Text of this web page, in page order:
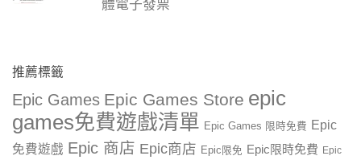
體電子發票
推薦標籤
Epic Games Epic Games Store epic
games免費遊戲清單 Epic Games 限時免費 Epic
免費遊戲 Epic 商店 Epic商店 Epic限免 Epic限時免費 Epic